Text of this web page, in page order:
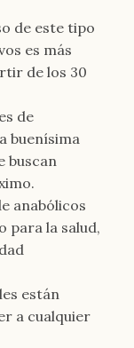
de este tipo
es más
de los 30
de
buenísima
buscan
anabólicos
para la salud,
están
a cualquier